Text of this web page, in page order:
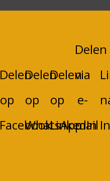
Delen
op
Facebook
Delen
op
WhatsApp
Delen
op
LinkedIn
Delen
via
e-
mail